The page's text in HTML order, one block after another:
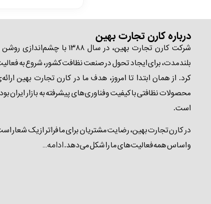
درباره کارن تجارت بهین
شرکت کارن تجارت بهین، در سال ۱۳۸۸ با چشم‌اندازی
بلندمدت، برای ایجاد تحول در صنعت نظافت کشور، شروع به
کرد. از همان ابتدا تا امروز، هدف ما در کارن تجارت بهین
محصولات نظافتی باکیفیت و فناوری‌های پیشرفته به بازار ایران
است.
در کارن تجارت بهین، رضایت مشتریان برای ما فراتر از یک شعار
و اساس همه فعالیت‌های ما را شکل می‌دهد.ادامه…